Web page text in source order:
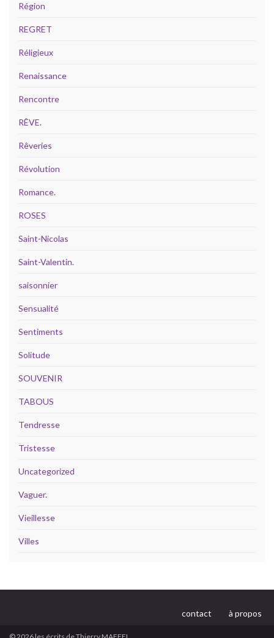
Région
REGRET
Réligieux
Renaissance
Rencontre
RÊVE.
Rêveries
Révolution
Romance.
ROSES
Saint-Nicolas
Saint-Valentin.
saisonnier
Sensualité
Sentiments
Solitude
SOUVENIR
TABOUS
Tendresse
Tristesse
Uncategorized
Vaguer.
Vieillesse
Villes
contact à propos